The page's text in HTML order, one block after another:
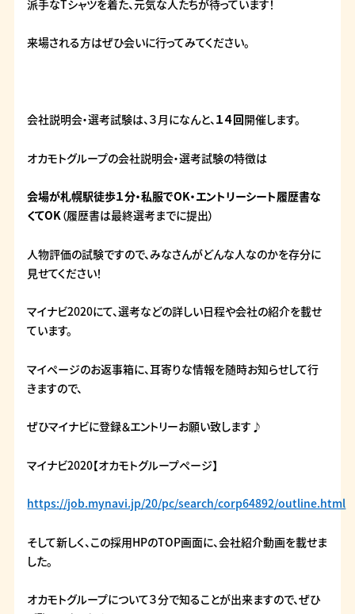
派手なTシャツを着た、元気な人たちが待っています！
来場される方はぜひ会いに行ってみてください。
会社説明会・選考試験は、３月になんと、１４回開催します。
オカモトグループの会社説明会・選考試験の特徴は
会場が札幌駅徒歩１分・私服でOK・エントリーシート履歴書な
くてOK（履歴書は最終選考までに提出）
人物評価の試験ですので、みなさんがどんな人なのかを存分に
見せてください！
マイナビ2020にて、選考などの詳しい日程や会社の紹介を載せ
ています。
マイページのお返事箱に、耳寄りな情報を随時お知らせして行
きますので、
ぜひマイナビに登録＆エントリーお願い致します♪
マイナビ2020【オカモトグループページ】
https://job.mynavi.jp/20/pc/search/corp64892/outline.html
そして新しく、この採用HPのTOP画面に、会社紹介動画を載せま
した。
オカモトグループについて３分で知ることが出来ますので、ぜひ